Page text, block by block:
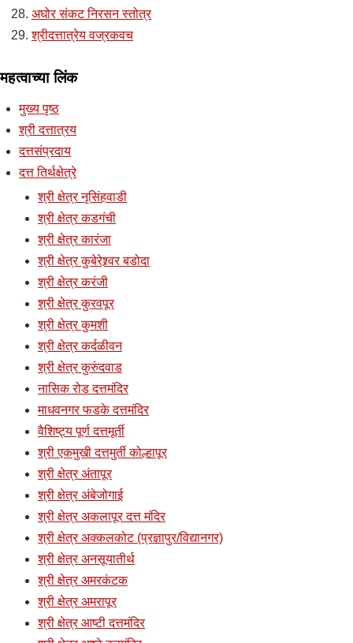
अघोर संकट निरसन स्तोत्र
श्रीदत्तात्रेय वज्रकवच
महत्वाच्या लिंक
मुख्य पृष्ठ
श्री दत्तात्रय
दत्तसंप्रदाय
दत्त तिर्थक्षेत्रे
श्री क्षेत्र नृसिंहवाडी
श्री क्षेत्र कडगंची
श्री क्षेत्र कारंजा
श्री क्षेत्र कुबेरेश्र्वर बडोदा
श्री क्षेत्र करंजी
श्री क्षेत्र कुरवपूर
श्री क्षेत्र कुमशी
श्री क्षेत्र कर्दळीवन
श्री क्षेत्र कुरुंदवाड
नासिक रोड दत्तमंदिर
माधवनगर फडके दत्तमंदिर
वैशिष्ट्य पूर्ण दत्तमूर्ती
श्री एकमुखी दत्तमुर्ती कोल्हापूर
श्री क्षेत्र अंतापूर
श्री क्षेत्र अंबेजोगाई
श्री क्षेत्र अकलापूर दत्त मंदिर
श्री क्षेत्र अक्कलकोट (प्रज्ञापुर/विद्यानगर)
श्री क्षेत्र अनसूयातीर्थ
श्री क्षेत्र अमरकंटक
श्री क्षेत्र अमरापूर
श्री क्षेत्र आष्टी दत्तमंदिर